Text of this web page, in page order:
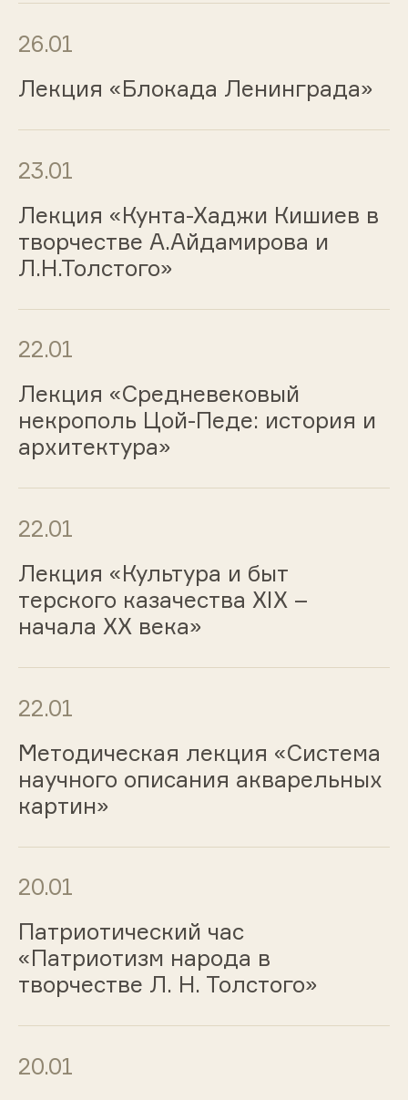
26.01
Лекция «Блокада Ленинграда»
23.01
Лекция «Кунта-Хаджи Кишиев в
творчестве А.Айдамирова и
Л.Н.Толстого»
22.01
Лекция «Средневековый
некрополь Цой-Педе: история и
архитектура»
22.01
Лекция «Культура и быт
терского казачества XIX –
начала XX века»
22.01
Методическая лекция «Система
научного описания акварельных
картин»
20.01
Патриотический час
«Патриотизм народа в
творчестве Л. Н. Толстого»
20.01